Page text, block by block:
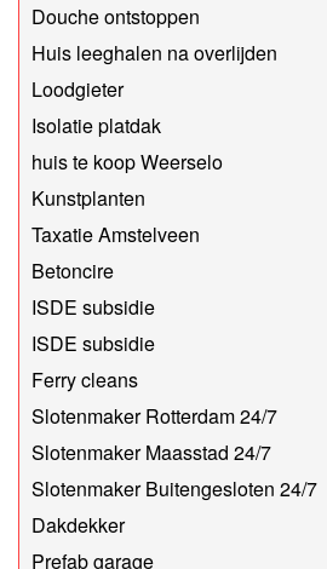
Douche ontstoppen
Huis leeghalen na overlijden
Loodgieter
Isolatie platdak
huis te koop Weerselo
Kunstplanten
Taxatie Amstelveen
Betoncire
ISDE subsidie
ISDE subsidie
Ferry cleans
Slotenmaker Rotterdam 24/7
Slotenmaker Maasstad 24/7
Slotenmaker Buitengesloten 24/7
Dakdekker
Prefab garage